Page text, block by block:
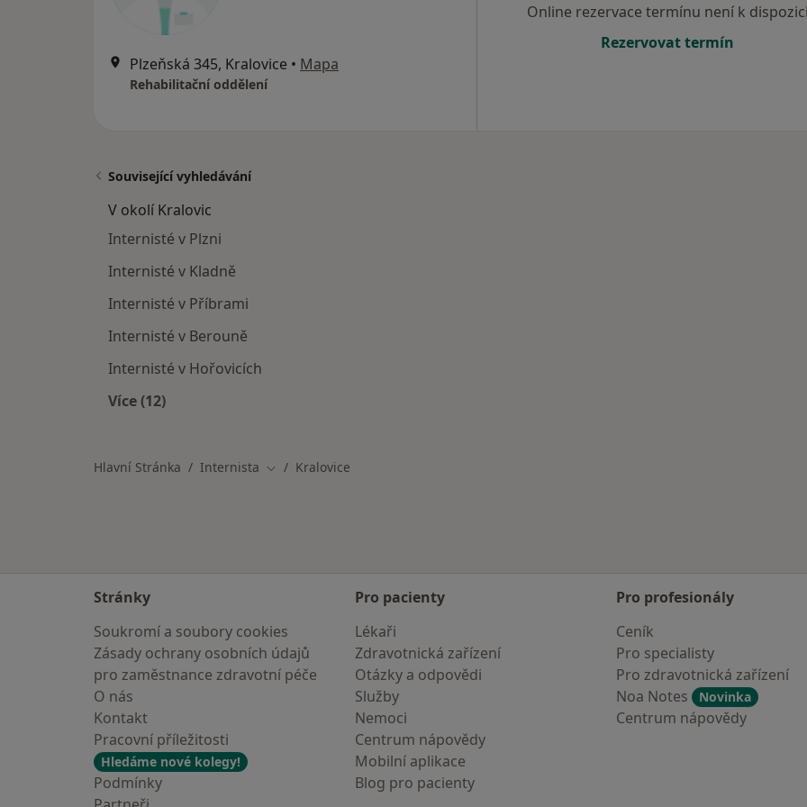
Plzeňská 345, Kralovice • Mapa
Rehabilitační oddělení
Online rezervace termínu není k
Rezervovat termín
Související vyhledávání
V okolí Kralovic
Internisté v Plzni
Internisté v Kladně
Internisté v Příbrami
Internisté v Berouně
Internisté v Hořovicích
Více (12)
Hlavní Stránka Internista Změna města
Kralovice
Stránky
Soukromí a soubory cookies
Zásady ochrany osobních údajů
pro zaměstnance zdravotní péče
O nás
Kontakt
Pracovní příležitosti
Hledáme nové kolegy!
Podmínky
Pro pacienty
Lékaři
Zdravotnická zařízení
Otázky a odpovědi
Služby
Nemoci
Centrum nápovědy
Mobilní aplikace
Blog pro pacienty
Pro profesionály
Ceník
Pro specialisty
Pro zdravotnická zařízení
Noa Notes
Novinka
Centrum nápovědy